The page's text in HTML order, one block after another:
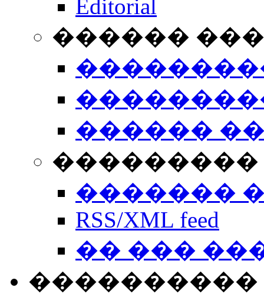
Editorial
������
������
���������
�������
RSS/XML feed
�� ���
����������